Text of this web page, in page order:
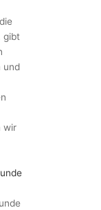
gibt
und
wir